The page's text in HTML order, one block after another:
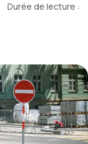
· Durée de lecture :